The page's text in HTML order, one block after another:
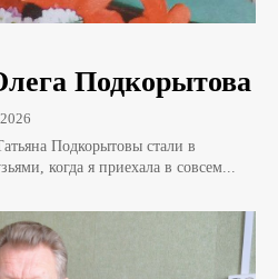
Подкорытова
Подкорытовы стали в
когда я приехала в совсем...